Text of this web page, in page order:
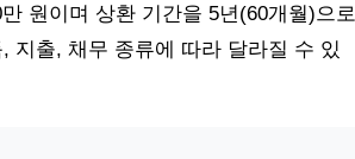
원이며 상환 기간을 5년(60개월)으로
지출, 채무 종류에 따라 달라질 수 있